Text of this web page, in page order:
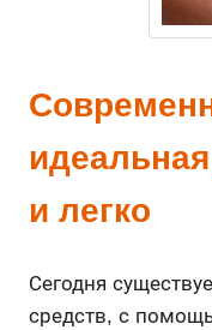
и легко
Сегодня
средств, с